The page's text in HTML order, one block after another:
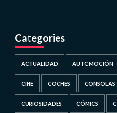
Categories
ACTUALIDAD AUTOMOCIÓN
CINE COCHES CONSOLAS
CURIOSIDADES CÓMICS